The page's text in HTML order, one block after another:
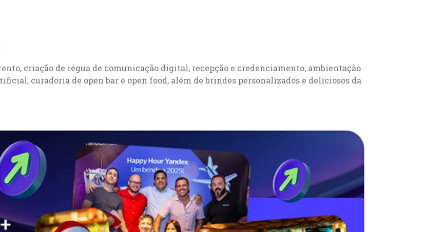
criação de régua de comunicação digital, recepção e credenciamento, ambientação
curadoria de open bar e open food, além de brindes personalizados e deliciosos da